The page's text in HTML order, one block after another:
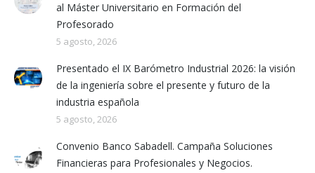
al Máster Universitario en Formación del
Profesorado
5 agosto, 2026
Presentado el IX Barómetro Industrial 2026: la visión
de la ingeniería sobre el presente y futuro de la
industria española
5 agosto, 2026
Convenio Banco Sabadell. Campaña Soluciones
Financieras para Profesionales y Negocios.